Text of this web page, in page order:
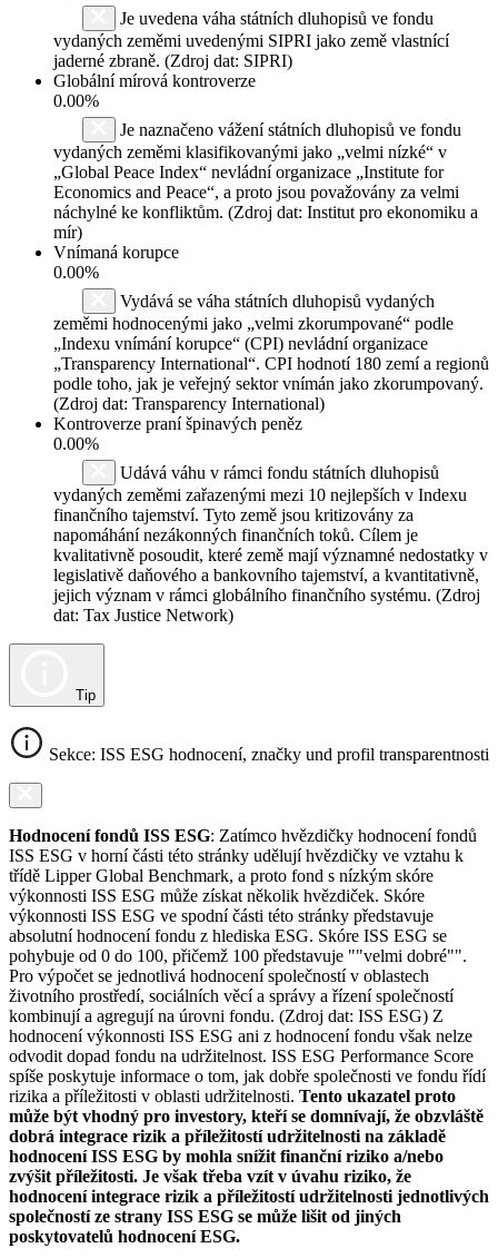
Je uvedena váha státních dluhopisů ve fondu
vydaných zeměmi uvedenými SIPRI jako země vlastnící
jaderné zbraně. (Zdroj dat: SIPRI)
Globální mírová kontroverze
0.00%
Je naznačeno vážení státních dluhopisů ve fondu
vydaných zeměmi klasifikovanými jako „velmi nízké“ v
„Global Peace Index“ nevládní organizace „Institute for
Economics and Peace“, a proto jsou považovány za velmi
náchylné ke konfliktům. (Zdroj dat: Institut pro ekonomiku a
mír)
Vnímaná korupce
0.00%
Vydává se váha státních dluhopisů vydaných
zeměmi hodnocenými jako „velmi zkorumpované“ podle
„Indexu vnímání korupce“ (CPI) nevládní organizace
„Transparency International“. CPI hodnotí 180 zemí a regionů
podle toho, jak je veřejný sektor vnímán jako zkorumpovaný.
(Zdroj dat: Transparency International)
Kontroverze praní špinavých peněz
0.00%
Udává váhu v rámci fondu státních dluhopisů
vydaných zeměmi zařazenými mezi 10 nejlepších v Indexu
finančního tajemství. Tyto země jsou kritizovány za
napomáhání nezákonných finančních toků. Cílem je
kvalitativně posoudit, které země mají významné nedostatky v
legislativě daňového a bankovního tajemství, a kvantitativně,
jejich význam v rámci globálního finančního systému. (Zdroj
dat: Tax Justice Network)
Tip
Sekce: ISS ESG hodnocení, značky und profil transparentnosti
Hodnocení fondů ISS ESG: Zatímco hvězdičky hodnocení fondů
ISS ESG v horní části této stránky udělují hvězdičky ve vztahu k
třídě Lipper Global Benchmark, a proto fond s nízkým skóre
výkonnosti ISS ESG může získat několik hvězdiček. Skóre
výkonnosti ISS ESG ve spodní části této stránky představuje
absolutní hodnocení fondu z hlediska ESG. Skóre ISS ESG se
pohybuje od 0 do 100, přičemž 100 představuje ""velmi dobré"".
Pro výpočet se jednotlivá hodnocení společností v oblastech
životního prostředí, sociálních věcí a správy a řízení společností
kombinují a agregují na úrovni fondu. (Zdroj dat: ISS ESG) Z
hodnocení výkonnosti ISS ESG ani z hodnocení fondu však nelze
odvodit dopad fondu na udržitelnost. ISS ESG Performance Score
spíše poskytuje informace o tom, jak dobře společnosti ve fondu řídí
rizika a příležitosti v oblasti udržitelnosti. Tento ukazatel proto
může být vhodný pro investory, kteří se domnívají, že obzvláště
dobrá integrace rizik a příležitostí udržitelnosti na základě
hodnocení ISS ESG by mohla snížit finanční riziko a/nebo
zvýšit příležitosti. Je však třeba vzít v úvahu riziko, že
hodnocení integrace rizik a příležitostí udržitelnosti jednotlivých
společností ze strany ISS ESG se může lišit od jiných
poskytovatelů hodnocení ESG.